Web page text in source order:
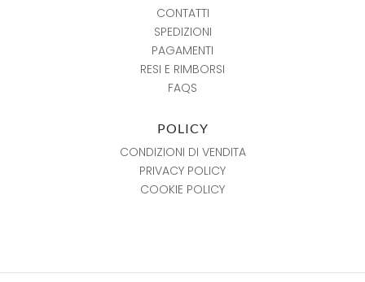
CONTATTI
SPEDIZIONI
PAGAMENTI
RESI E RIMBORSI
FAQS
POLICY
CONDIZIONI DI VENDITA
PRIVACY POLICY
COOKIE POLICY